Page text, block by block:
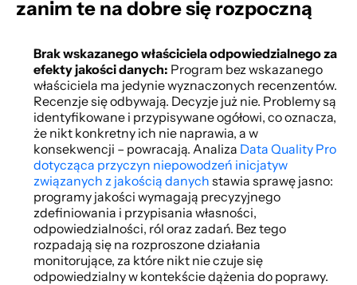
zanim te na dobre się rozpoczną
Brak wskazanego właściciela odpowiedzialnego za
efekty jakości danych: Program bez wskazanego
właściciela ma jedynie wyznaczonych recenzentów.
Recenzje się odbywają. Decyzje już nie. Problemy są
identyfikowane i przypisywane ogółowi, co oznacza,
że nikt konkretny ich nie naprawia, a w
konsekwencji – powracają. Analiza Data Quality Pro
dotycząca przyczyn niepowodzeń inicjatyw
związanych z jakością danych stawia sprawę jasno:
programy jakości wymagają precyzyjnego
zdefiniowania i przypisania własności,
odpowiedzialności, ról oraz zadań. Bez tego
rozpadają się na rozproszone działania
monitorujące, za które nikt nie czuje się
odpowiedzialny w kontekście dążenia do poprawy.